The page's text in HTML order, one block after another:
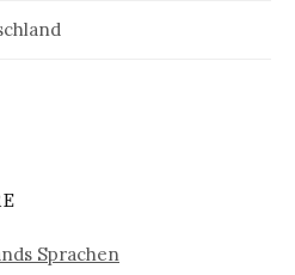
Sprachen